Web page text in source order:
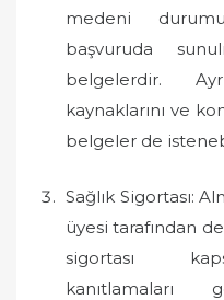
medeni
başvuruda
belgelerdir.
kaynaklarını ve
belgeler de
Sağlık Sigortası:
üyesi tarafından
sigortası
kanıtlamaları